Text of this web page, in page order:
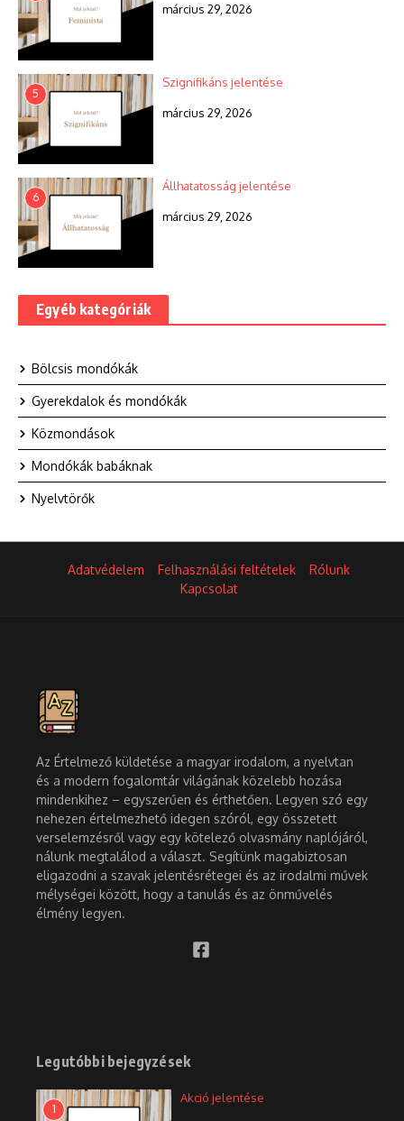
március 29, 2026
5
Szignifikáns jelentése
március 29, 2026
6
Állhatatosság jelentése
március 29, 2026
Egyéb kategóriák
Bölcsis mondókák
Gyerekdalok és mondókák
Közmondások
Mondókák babáknak
Nyelvtörők
Adatvédelem Felhasználási feltételek
Rólunk
Kapcsolat
Az Értelmező küldetése a magyar irodalom, a nyelvtan
és a modern fogalomtár világának közelebb hozása
mindenkihez – egyszerűen és érthetően. Legyen szó egy
nehezen értelmezhető idegen szóról, egy összetett
verselemzésről vagy egy kötelező olvasmány naplójáról,
nálunk megtalálod a választ. Segítünk magabiztosan
eligazodni a szavak jelentésrétegei és az irodalmi művek
mélységei között, hogy a tanulás és az önművelés
élmény legyen.
Legutóbbi bejegyzések
1
Akció jelentése